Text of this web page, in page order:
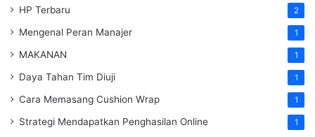
HP Terbaru 2
Mengenal Peran Manajer 1
MAKANAN 1
Daya Tahan Tim Diuji 1
Cara Memasang Cushion Wrap 1
Strategi Mendapatkan Penghasilan Online 1